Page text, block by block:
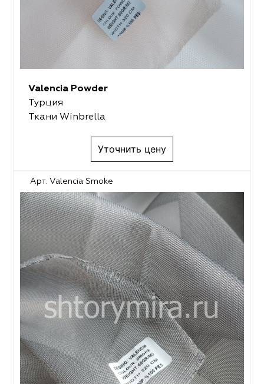
Valencia Powder
Турция
Ткани Winbrella
Уточнить цену
Арт. Valencia Smoke